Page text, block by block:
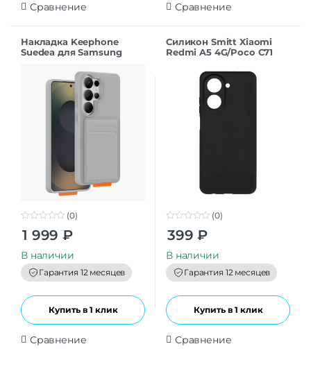
Сравнение Сравнение
Накладка Keephone
Suedea для Samsung
t
o
f
5
(0)
1 999 ₽
В наличии
Гарантия 12 месяцев
Купить в 1 клик
Сравнение
Силикон Smitt Xiaomi
Redmi A5 4G/Poco C71
o
t
o
f
5
(0)
399 ₽
В наличии
Гарантия 12 месяцев
Купить в 1 клик
Сравнение